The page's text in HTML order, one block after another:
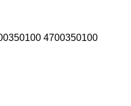
4700350100